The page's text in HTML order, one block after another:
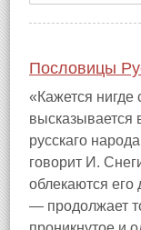
Пословицы
«Кажется нигде
высказывается
русскаго
говорит И.
облекаются его
— продолжает